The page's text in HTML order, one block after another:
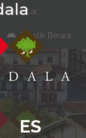
ES
Beratik Berara